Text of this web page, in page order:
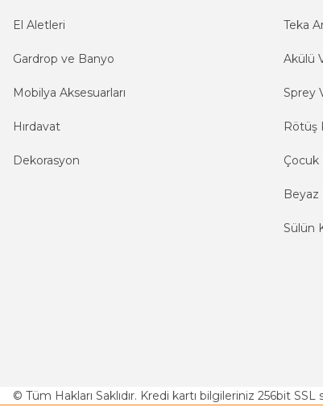
El Aletleri
Gardrop ve Banyo
Mobilya Aksesuarları
Hırdavat
Dekorasyon
Teka
Akülü
Sprey
Rötüş
Çocuk
Beyaz
Sülün
© Tüm Hakları Saklıdır. Kredi kartı bilgileriniz 256bit